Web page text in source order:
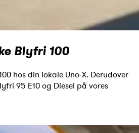
Blyfri 100
hos din lokale Uno-X. Derudover
95 E10 og Diesel på vores